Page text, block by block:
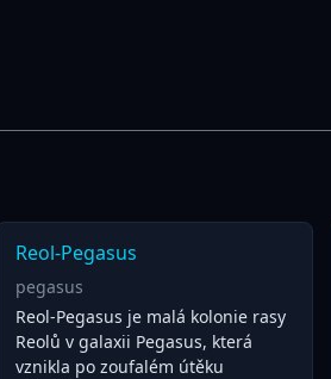
Reol-Pegasus
pegasus
Reol-Pegasus je malá kolonie rasy
Reolů v galaxii Pegasus, která
vznikla po zoufalém útěku